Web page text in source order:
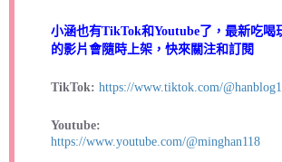
小涵也有TikTok和Youtube了，最新吃喝
的影片會隨時上架，快來關注和訂閱
TikTok: https://www.tiktok.com/
Youtube:
https://www.youtube.com/@minghan118